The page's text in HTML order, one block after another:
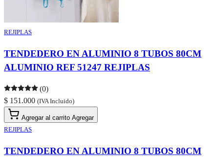
REJIPLAS
TENDEDERO EN ALUMINIO 8 TUBOS 80CM
ALUMINIO REF 51247 REJIPLAS
(0)
$ 151.000 (IVA Incluido)
Agregar al carrito Agregar
REJIPLAS
TENDEDERO EN ALUMINIO 8 TUBOS 80CM